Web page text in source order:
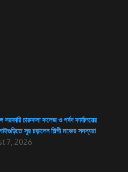
সরকারি চারুকলা কলেজ ও পর্ষদ কার্যালয়ের
সুর চড়ালেন শিল্পী মঞ্চের সদস্যরা
7, 2026